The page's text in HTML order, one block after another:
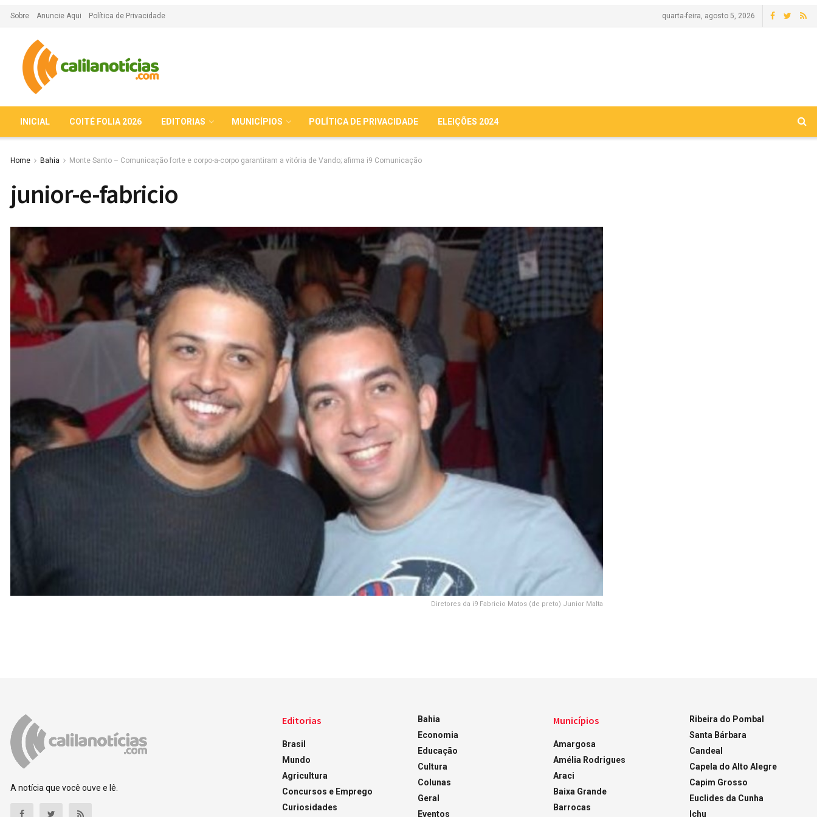
Sobre Anuncie Aqui Política de Privacidade quarta-feira, agosto 5, 2026
INICIAL COITÉ FOLIA 2026 EDITORIAS MUNICÍPIOS POLÍTICA DE PRIVACIDADE ELEIÇÕES 2024
Home Bahia Monte Santo – Comunicação forte e corpo-a-corpo garantiram a vitória de Vando; afirma i9 Comunicação
junior-e-fabricio
Diretores da i9 Fabricio Matos (de preto) Junior Malta
A notícia que você ouve e lê.
Editorias
Brasil
Mundo
Agricultura
Concursos e Emprego
Curiosidades
Bahia
Economia
Educação
Cultura
Colunas
Geral
Eventos
Municípios
Amargosa
Amélia Rodrigues
Araci
Baixa Grande
Barrocas
Ribeira do Pombal
Santa Bárbara
Candeal
Capela do Alto Alegre
Capim Grosso
Euclides da Cunha
Ichu